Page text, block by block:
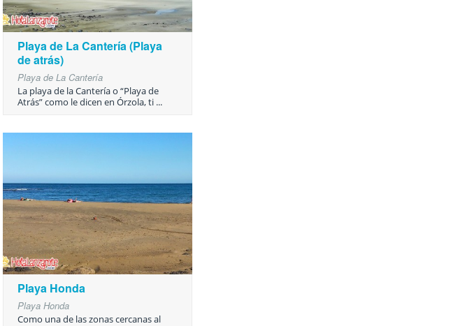
Playa de La Cantería (Playa
de atrás)
Playa de La Cantería
La playa de la Cantería o “Playa de
Atrás” como le dicen en Órzola, ti ...
Playa Honda
Playa Honda
Como una de las zonas cercanas al